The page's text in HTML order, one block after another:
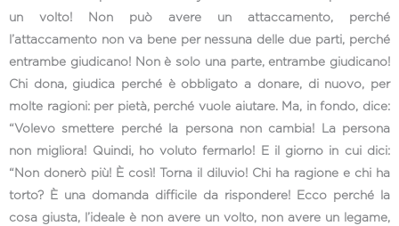
un volto! Non può avere un attaccamento, perché
l’attaccamento non va bene per nessuna delle due parti, perché
entrambe giudicano! Non è solo una parte, entrambe giudicano!
Chi dona, giudica perché è obbligato a donare, di nuovo, per
molte ragioni: per pietà, perché vuole aiutare. Ma, in fondo, dice:
“Volevo smettere perché la persona non cambia! La persona
non migliora! Quindi, ho voluto fermarlo! E il giorno in cui dici:
“Non donerò più! È così! Torna il diluvio! Chi ha ragione e chi ha
torto? È una domanda difficile da rispondere! Ecco perché la
cosa giusta, l’ideale è non avere un volto, non avere un legame,